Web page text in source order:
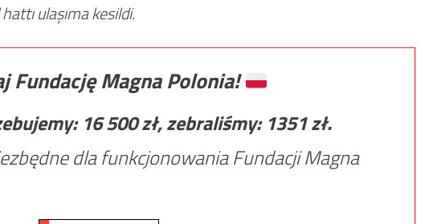
ulaşıma kesildi.
Fundację Magna Polonia!
16 500zł, zebraliśmy: 1351zł.
dla funkcjonowania Fundacji Magna